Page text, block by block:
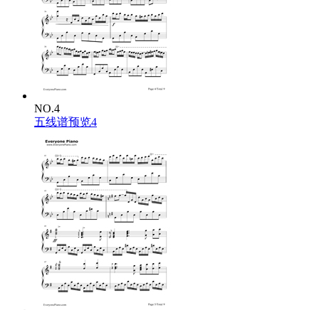
NO.4
五线谱预览4